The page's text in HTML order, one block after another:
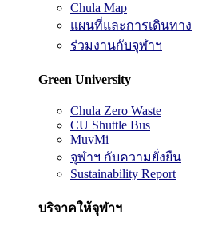
Chula Map
แผนที่และการเดินทาง
ร่วมงานกับจุฬาฯ
Green University
Chula Zero Waste
CU Shuttle Bus
MuvMi
จุฬาฯ กับความยั่งยืน
Sustainability Report
บริจาคให้จุฬาฯ